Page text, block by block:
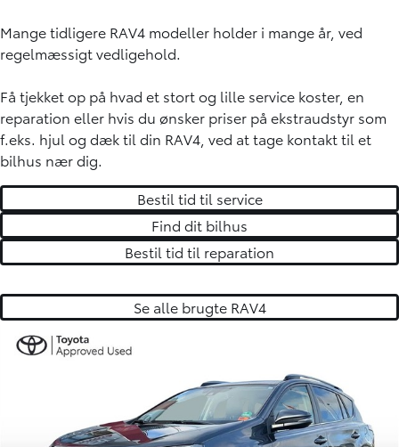
Mange tidligere RAV4 modeller holder i mange år, ved
regelmæssigt vedligehold.
Få tjekket op på hvad et stort og lille service koster, en
reparation eller hvis du ønsker priser på ekstraudstyr som
f.eks. hjul og dæk til din RAV4, ved at tage kontakt til et
bilhus nær dig.
Bestil tid til service
Find dit bilhus
Bestil tid til reparation
Se alle brugte RAV4